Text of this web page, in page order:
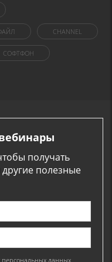
CHANNEL
СОФТФОН
получать
полезные
персональных данных